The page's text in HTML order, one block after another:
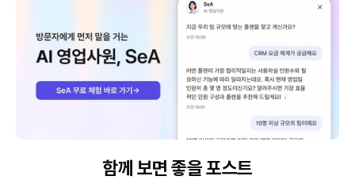
함께 보면 좋을 포스트